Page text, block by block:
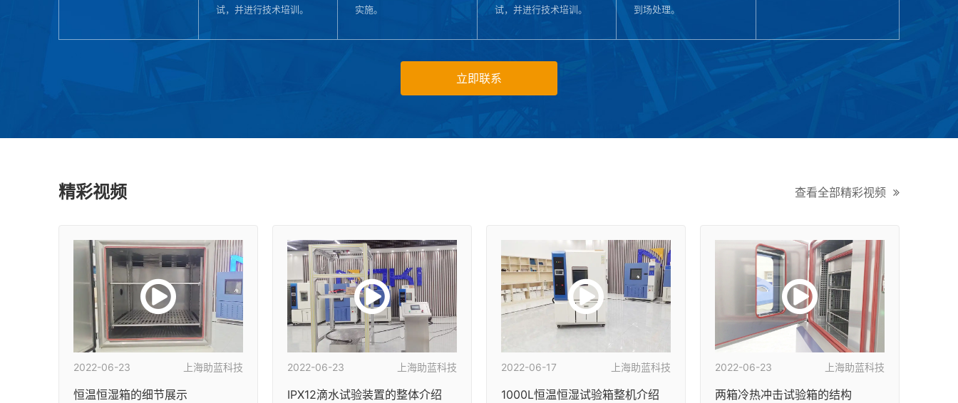
试，并进行技术培训。
实施。
试，并进行技术培训。
到场处理。
立即联系
精彩视频 查看全部精彩视频
2022-06-23 上海助蓝科技
恒温恒湿箱的细节展示
2022-06-23 上海助蓝科技
IPX12滴水试验装置的整体介绍
2022-06-17 上海助蓝科技
1000L恒温恒湿试验箱整机介绍
2022-06-23 上海助蓝科技
两箱冷热冲击试验箱的结构